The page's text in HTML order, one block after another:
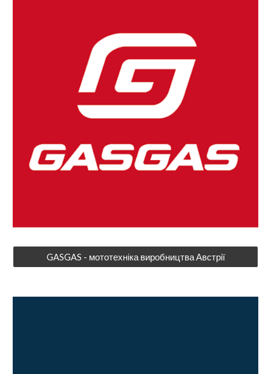
GASGAS - мототехніка виробництва Австрії